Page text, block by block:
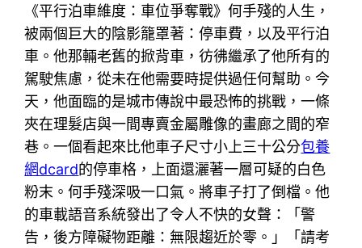
《平行泊車維度：車位爭奪戰》何手殘的人生，
被兩個巨大的陰影籠罩著：停車費，以及平行泊
車。他那輛老舊的掀背車，彷彿繼承了他所有的
駕駛焦慮，從未在他需要時提供過任何幫助。今
天，他面臨的是城市傳說中最恐怖的挑戰，一條
夾在理髮店與一間專賣金屬雕像的畫廊之間的窄
巷。一個看起來比他車子尺寸小上三十公分包養
網dcard的停車格，上面還灑著一層可疑的白色
粉末。何手殘深吸一口氣。將車子打了倒檔。他
的車載語音系統發出了令人不快的女聲：「警
告，後方障礙物距離：無限趨近於零。」「請考